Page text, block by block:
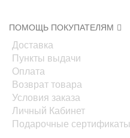
ПОМОЩЬ ПОКУПАТЕЛЯМ
Доставка
Пункты выдачи
Оплата
Возврат товара
Условия заказа
Личный Кабинет
Подарочные сертификаты